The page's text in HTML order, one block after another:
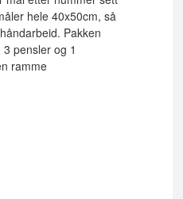
hele 40x50cm, så
Pakken
pensler og 1
ramme